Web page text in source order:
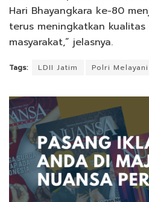
Hari Bhayangkara ke-80
terus meningkatkan
masyarakat,” jelasnya.
Tags: LDII Jatim Polri